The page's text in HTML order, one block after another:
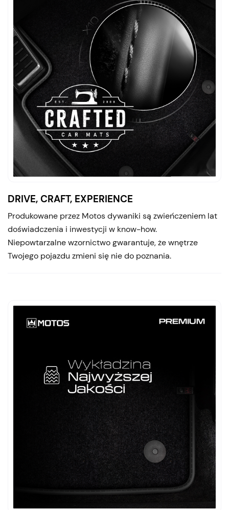
DRIVE, CRAFT, EXPERIENCE
Produkowane przez Motos dywaniki są zwieńczeniem lat
doświadczenia i inwestycji w know-how.
Niepowtarzalne wzornictwo gwarantuje, że wnętrze
Twojego pojazdu zmieni się nie do poznania.